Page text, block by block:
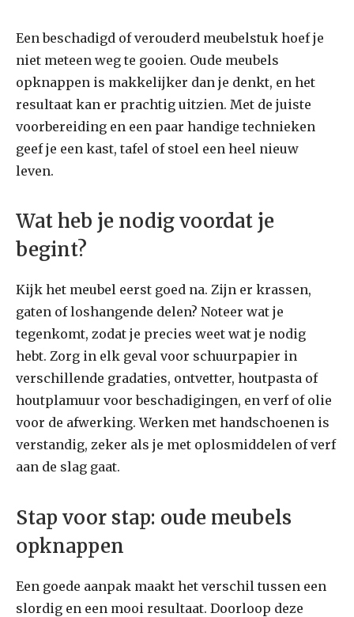
Een beschadigd of verouderd meubelstuk hoef je
niet meteen weg te gooien. Oude meubels
opknappen is makkelijker dan je denkt, en het
resultaat kan er prachtig uitzien. Met de juiste
voorbereiding en een paar handige technieken
geef je een kast, tafel of stoel een heel nieuw
leven.
Wat heb je nodig voordat je
begint?
Kijk het meubel eerst goed na. Zijn er krassen,
gaten of loshangende delen? Noteer wat je
tegenkomt, zodat je precies weet wat je nodig
hebt. Zorg in elk geval voor schuurpapier in
verschillende gradaties, ontvetter, houtpasta of
houtplamuur voor beschadigingen, en verf of olie
voor de afwerking. Werken met handschoenen is
verstandig, zeker als je met oplosmiddelen of verf
aan de slag gaat.
Stap voor stap: oude meubels
opknappen
Een goede aanpak maakt het verschil tussen een
slordig en een mooi resultaat. Doorloop deze